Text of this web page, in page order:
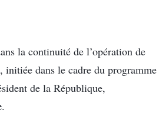
la continuité de l’opération de
initiée dans le cadre du programme
de la République,
.